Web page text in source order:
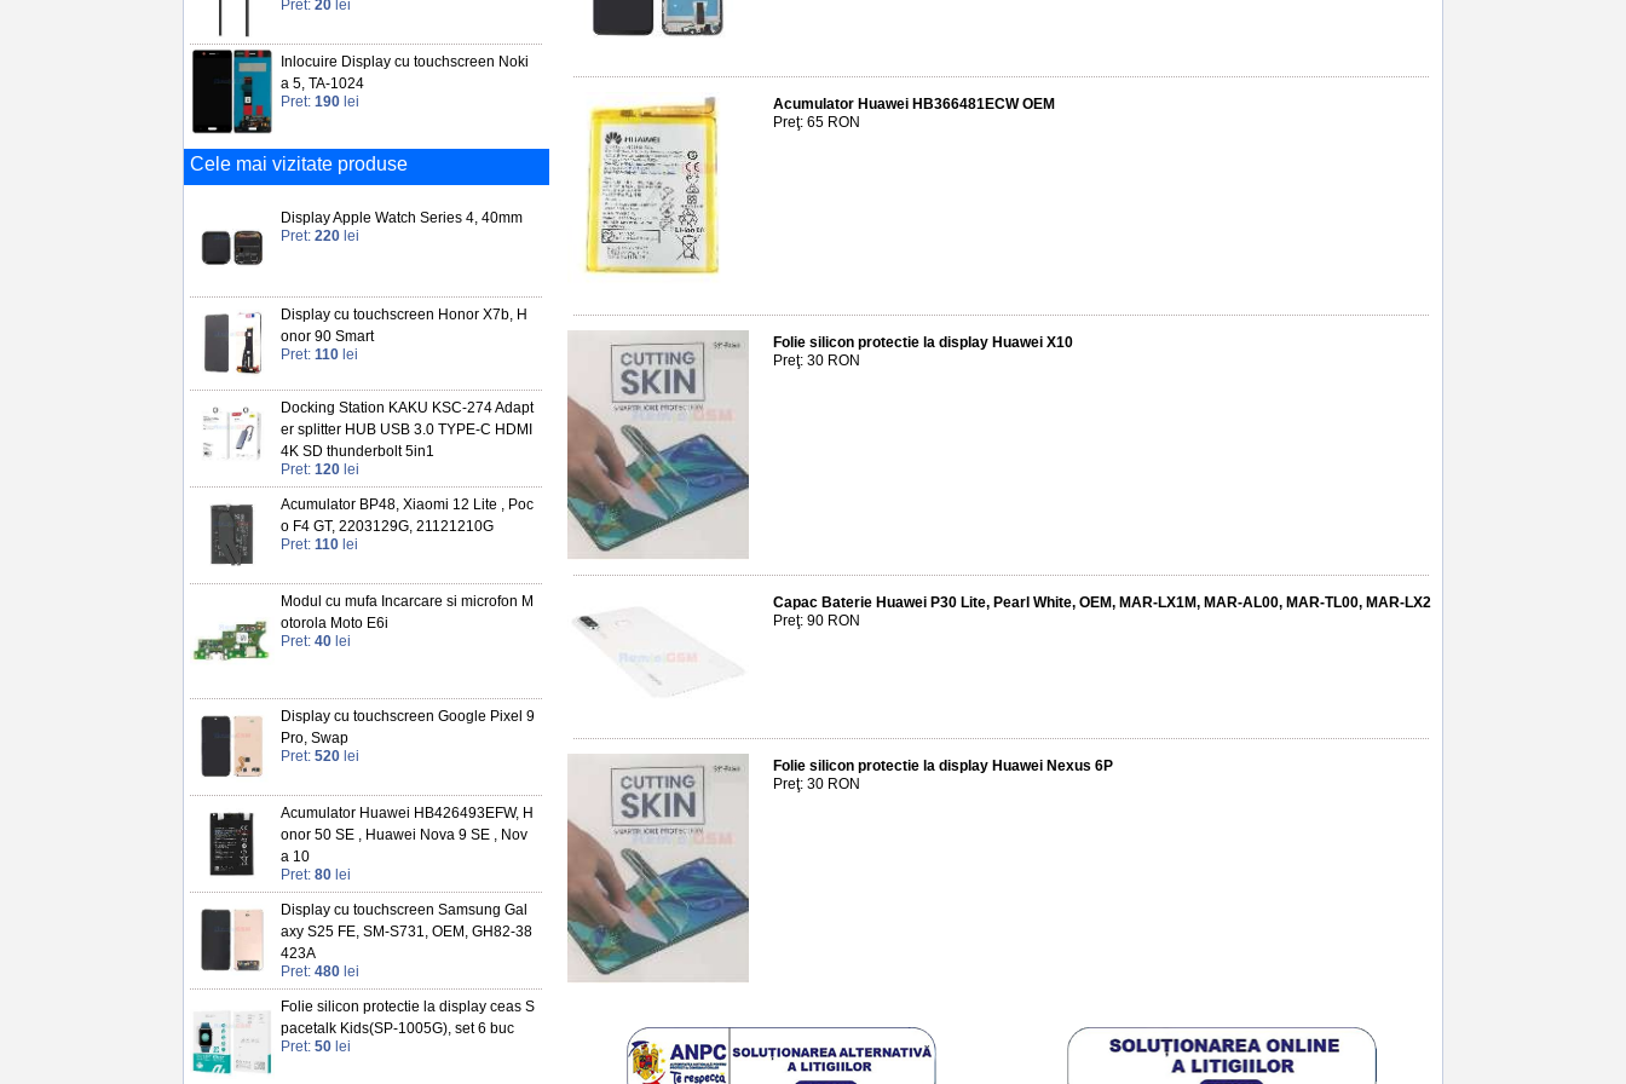
Pret: 20 lei
Inlocuire Display cu touchscreen Noki
a 5, TA-1024
Pret: 190 lei
Cele mai vizitate produse
Display Apple Watch Series 4, 40mm
Pret: 220 lei
Display cu touchscreen Honor X7b, H
onor 90 Smart
Pret: 110 lei
Docking Station KAKU KSC-274 Adapt
er splitter HUB USB 3.0 TYPE-C HDMI
4K SD thunderbolt 5in1
Pret: 120 lei
Acumulator BP48, Xiaomi 12 Lite , Poc
o F4 GT, 2203129G, 21121210G
Pret: 110 lei
Modul cu mufa Incarcare si microfon M
otorola Moto E6i
Pret: 40 lei
Display cu touchscreen Google Pixel 9
Pro, Swap
Pret: 520 lei
Acumulator Huawei HB426493EFW, H
onor 50 SE , Huawei Nova 9 SE , Nov
a 10
Pret: 80 lei
Display cu touchscreen Samsung Gal
axy S25 FE, SM-S731, OEM, GH82-38
423A
Pret: 480 lei
Folie silicon protectie la display ceas S
pacetalk Kids(SP-1005G), set 6 buc
Pret: 50 lei
Acumulator Huawei HB366481ECW OEM
Preţ: 65 RON
Folie silicon protectie la display Huawei X10
Preţ: 30 RON
Capac Baterie Huawei P30 Lite, Pearl White, OEM, MAR-LX1M, MAR-AL00, MAR-TL00, MAR-LX2
Preţ: 90 RON
Folie silicon protectie la display Huawei Nexus 6P
Preţ: 30 RON